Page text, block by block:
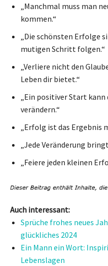
„Manchmal muss man
kommen.“
„Die schönsten Erfolge
mutigen Schritt folgen.“
„Verliere nicht den
Leben dir bietet.“
„Ein positiver Start
verändern.“
„Erfolg ist das Ergebnis
„Jede Veränderung
„Feiere jeden kleinen
Auch interessant:
Sprüche frohes neues
glückliches 2024
Ein Mann ein Wort:
Lebenslagen